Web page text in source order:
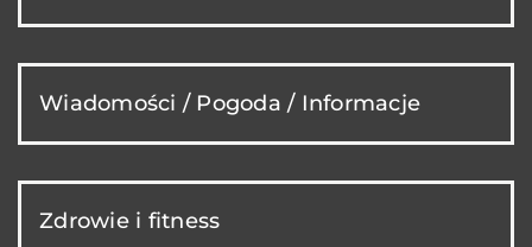
Wiadomości / Pogoda / Informacje
Zdrowie i fitness